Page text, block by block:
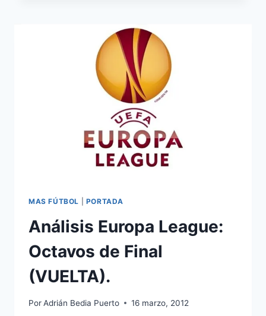
(VUELTA).
MAS FÚTBOL PORTADA
Análisis Europa League:
Octavos de Final
(VUELTA).
PorAdrián Bedia Puerto 16 marzo, 2012